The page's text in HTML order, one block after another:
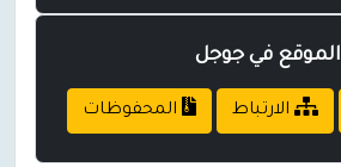
الموقع في جوجل
الارتباط المحفوظات